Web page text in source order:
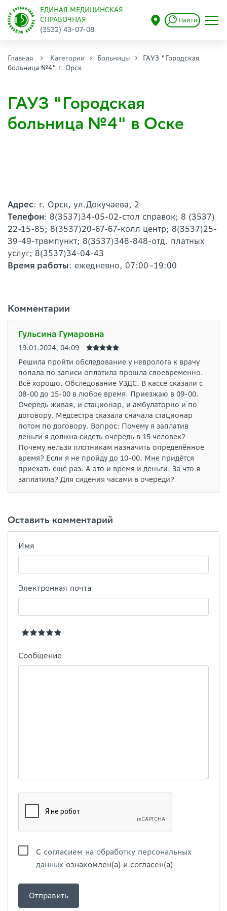
ЕДИНАЯ МЕДИЦИНСКАЯ
СПРАВОЧНАЯ
(3532) 43-07-08
Найти
Главная Категории Больницы
ГАУЗ "Городская
больница №4" г. Орск
ГАУЗ "Городская
больница №4" в Оске
Адрес: г. Орск, ул.Докучаева, 2
Телефон: 8(3537)34-05-02-стол справок; 8 (3537)
22-15-85; 8(3537)20-67-67-колл центр; 8(3537)25-
39-49-трвмпункт; 8(3537)348-848-отд. платных
услуг; 8(3537)34-04-43
Время работы: ежедневно, 07:00–19:00
Комментарии
Гульсина Гумаровна
19.01.2024, 04:09
Решила пройти обследование у невролога к врачу
попала по записи оплатила прошла своевременно.
Всё хорошо. Обследование УЗДС. В кассе сказали с
08-00 до 15-00 в любое время. Приезжаю в 09-00.
Очередь живая, и стационар, и амбулаторно и по
договору. Медсестра сказала сначала стационар
потом по договору. Вопрос: Почему я заплатив
деньги я должна сидеть очередь в 15 человек?
Почему нельзя плотникам назначить определённое
время? Если я не пройду до 10-00. Мне придётся
приехать ещё раз. А это и время и деньги. За что я
заплатила? Для сидения часами в очереди?
Оставить комментарий
Имя
Электронная почта
Сообщение
С согласием на обработку персональных
данных ознакомлен(а) и согласен(а)